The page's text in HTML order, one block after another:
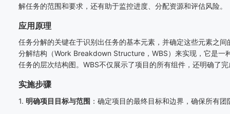
解任务的范围和要求，还有助于监控进度、分配资源和评估风险。
应用原理
任务分解的关键在于识别出任务的基本元素，并确定这些元素之
分解结构（Work Breakdown Structure ， WBS）来实现，它是一
任务的层次结构图。 WBS不仅展示了项目的所有组件，还明确了
实施步骤
1. 明确项目目标与范围 ：确定项目的最终目标和边界，确保所有